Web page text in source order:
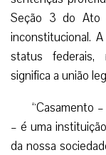
Seção 3 do Ato
inconstitucional.
status federais,
significa a união
“Casamento
– é uma
da nossa